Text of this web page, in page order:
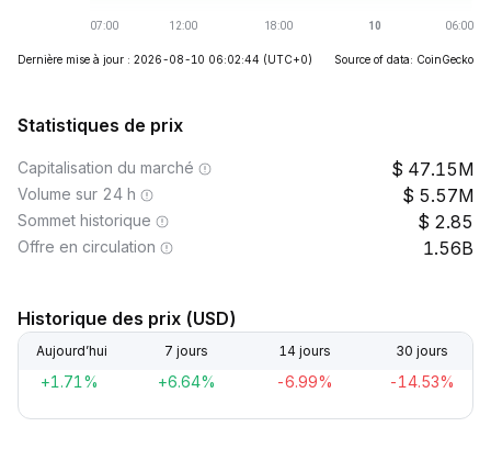
Dernière mise à jour : 2026-08-10 06:02:44 (UTC+0) Source of data: CoinGecko
Statistiques de prix
Capitalisation du marché 47.15M
Volume sur 24 h 5.57M
Sommet historique 2.85
Offre en circulation 1.56B
Historique des prix (USD)
Aujourd’hui 7 jours 14 jours 30 jours
+1.71% +6.64% -6.99% -14.53%